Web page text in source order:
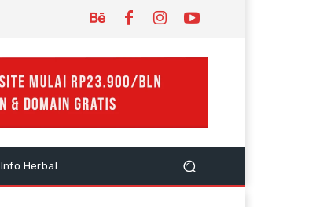
Info Herbal